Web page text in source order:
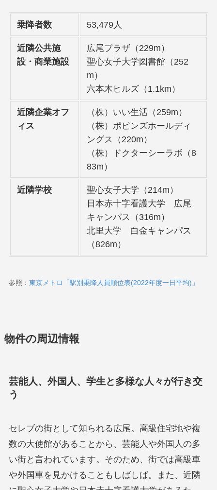
乗降者数 53,479人
近隣公共施
設・商業施設
広尾プラザ（229m）
聖心女子大学図書館（252
m）
六本木ヒルズ（1.1km）
近隣企業オフ
ィス
（株）いい生活（259m）
（株）ポピンズホールディ
ングス（220m）
（株）ドクターシーラボ（8
83m）
近隣学校
聖心女子大学（214m）
日本赤十字看護大学 広尾
キャンパス（316m）
北里大学 白金キャンパス
（826m）
参照： 東京メトロ「駅別乗降人員順位表(2022年度一日平均)」
物件の周辺情報
芸能人、外国人、学生と多様な人々が行き交
う
セレブの街として知られる広尾。高級住宅地や複
数の大使館があることから、芸能人や外国人の多
い街と言われています。そのため、街では高級車
や外国車を見かけることもしばしば。また、近隣